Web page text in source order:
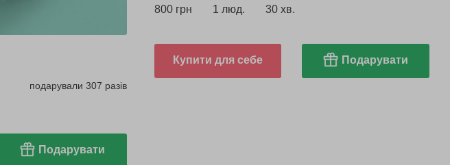
подарували 307 разів
Подарувати
800 грн 1 люд. 30 хв.
Купити для себе Подарувати